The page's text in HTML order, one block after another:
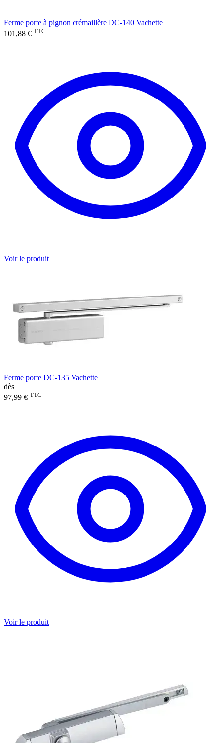
Ferme porte à pignon crémaillère DC-140 Vachette
101,88 € TTC
Voir le produit
Ferme porte DC-135 Vachette
dès
97,99 € TTC
Voir le produit